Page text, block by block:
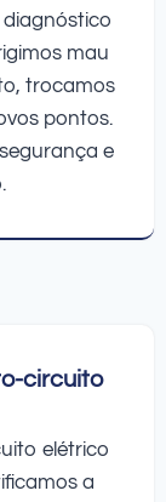
mau
trocamos
pontos.
e
circuito
elétrico
a